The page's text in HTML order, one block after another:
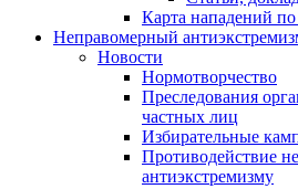
Карта нападений
Неправомерный
Новости
Нормотворчество
Преследования
частных лиц
Избирательные
Противодействие
антиэкстремизму